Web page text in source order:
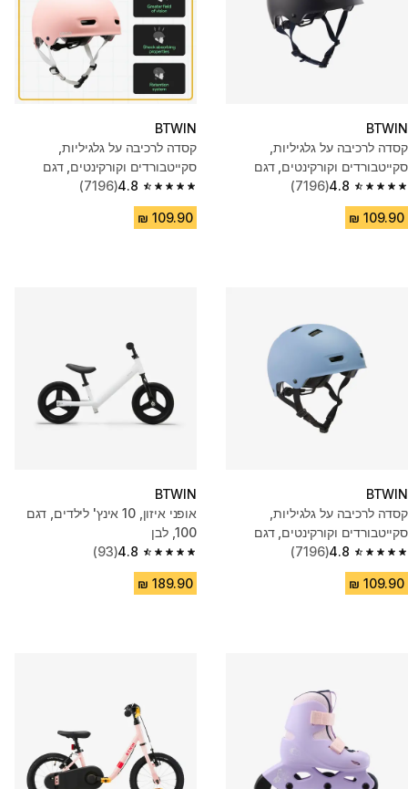
BTWIN
קסדה לרכיבה על גלגיליות,
סקייטבורדים וקורקינטים, דגם
MF500 - שחור
4.8
4.8 out of 5 stars from 7196 reviews
(7196)
BTWIN
קסדה לרכיבה על גלגיליות,
סקייטבורדים וקורקינטים, דגם
MF500 - ורוד
4.8
4.8 out of 5 stars from 7196 reviews
(7196)
BTWIN
קסדה לרכיבה על גלגיליות,
סקייטבורדים וקורקינטים, דגם
MF500 - תכלת
4.8
4.8 out of 5 stars from 7196 reviews
(7196)
BTWIN
אופני איזון, 10 אינץ' לילדים, דגם
100, לבן
4.8
4.8 out of 5 stars from 93 reviews
(93)